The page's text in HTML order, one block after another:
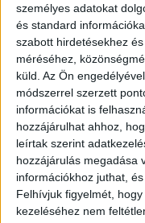
személyes adatokat
és standard
szabott hirdetésekhez
méréséhez,
küld. Az Ön
módszerrel szerzett
információkat is
hozzájárulhat ahhoz,
leírtak szerint
hozzájárulás megadása
információkhoz juthat,
Felhívjuk figyelmét,
kezeléséhez nem
Miközben 2022-ben
otthonunktól távol, a
szokásaiban a
éghajlatváltozással
középpontba
készült tanulmánya
hajlandó valamivel
karbonsemleges
mint a Visa Eco
partnerség, segítik a
döntéseket hozzanak